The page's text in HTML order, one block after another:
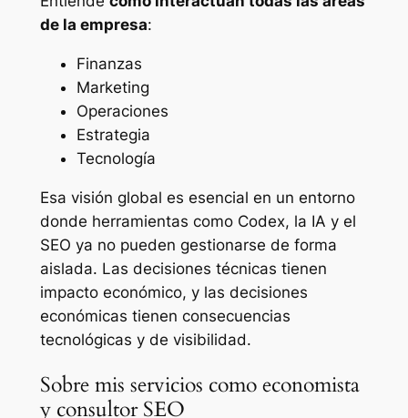
de la empresa:
Finanzas
Marketing
Operaciones
Estrategia
Tecnología
Esa visión global es esencial en un entorno
donde herramientas como Codex, la IA y el
SEO ya no pueden gestionarse de forma
aislada. Las decisiones técnicas tienen
impacto económico, y las decisiones
económicas tienen consecuencias
tecnológicas y de visibilidad.
Sobre mis servicios como economista
y consultor SEO